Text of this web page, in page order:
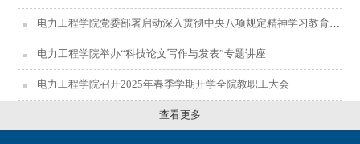
电力工程学院党委部署启动深入贯彻中央八项规定精神学习教育工作
电力工程学院举办“科技论文写作与发表”专题讲座
电力工程学院召开2025年春季学期开学全院教职工大会
查看更多